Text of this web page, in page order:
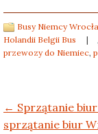
Busy Niemcy
Holandii Belgii Bus
|
przewozy do Niemiec,
Post navigation
← Sprzątanie
sprzątanie biur